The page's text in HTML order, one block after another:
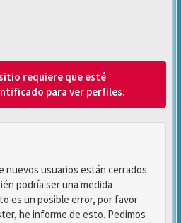
requiere que esté
para ver perfiles.
nuevos usuarios están cerrados
podría ser una medida
es un posible error, por favor
he informe de esto. Pedimos